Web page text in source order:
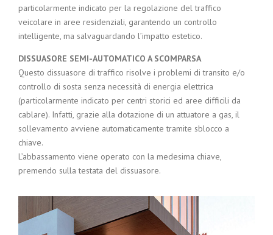
particolarmente indicato per la regolazione del traffico
veicolare in aree residenziali, garantendo un controllo
intelligente, ma salvaguardando l’impatto estetico.
DISSUASORE SEMI-AUTOMATICO A SCOMPARSA
Questo dissuasore di traffico risolve i problemi di transito e/o
controllo di sosta senza necessità di energia elettrica
(particolarmente indicato per centri storici ed aree difficili da
cablare). Infatti, grazie alla dotazione di un attuatore a gas, il
sollevamento avviene automaticamente tramite sblocco a
chiave.
L’abbassamento viene operato con la medesima chiave,
premendo sulla testata del dissuasore.